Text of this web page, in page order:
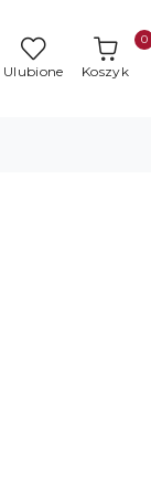
Ulubione Koszyk
0